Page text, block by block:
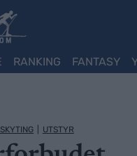
RANKING FANTASY
UTSTYR